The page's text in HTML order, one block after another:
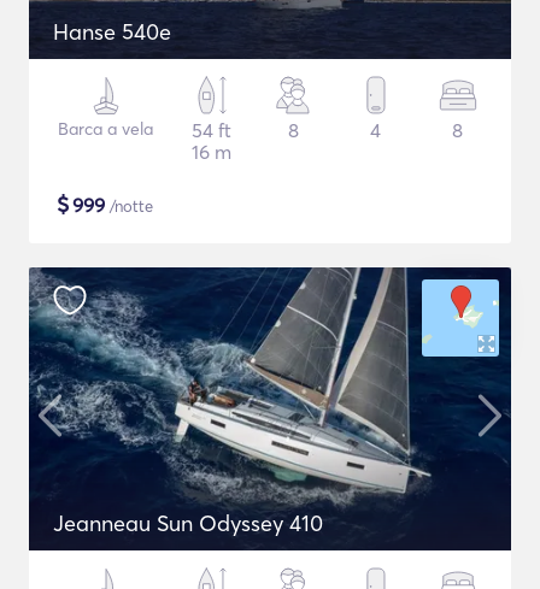
Hanse 540e
Barca a vela
54 ft
16 m
8 4 8
$999 /notte
Jeanneau Sun Odyssey 410